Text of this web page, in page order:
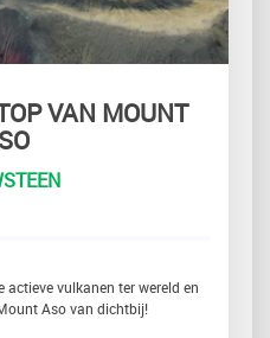
VAN MOUNT
actieve vulkanen ter wereld en
Aso van dichtbij!